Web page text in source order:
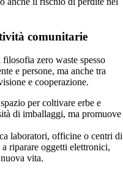
comunitarie
zero waste spesso
e persone, ma anche tra
e cooperazione.
per coltivare erbe e
di imballaggi, ma promuove
laboratori, officine o centri di
riparare oggetti elettronici,
vita.